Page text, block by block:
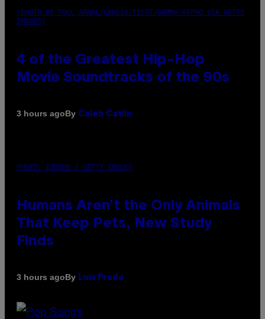
(PHOTO BY POOL ARNAL/GARCIA/PICOT/GAMMA-RAPHO VIA GETTY
IMAGES)
4 of the Greatest Hip-Hop
Movie Soundtracks of the 90s
3 hours agoBy Caleb Catlin
PHOTO: IJDEMA / GETTY IMAGES
Humans Aren’t the Only Animals
That Keep Pets, New Study
Finds
3 hours agoBy Luis Prada